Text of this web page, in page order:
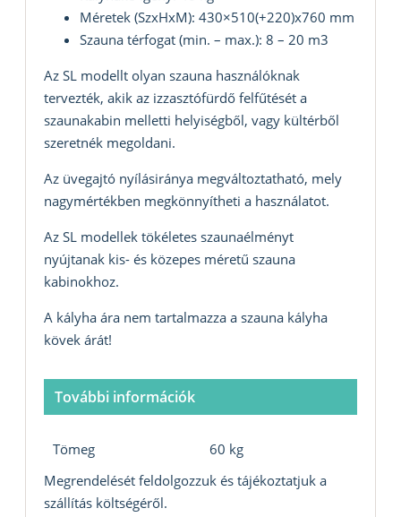
Méretek (SzxHxM): 430×510(+220)x760 mm
Szauna térfogat (min. – max.): 8 – 20 m3
Az SL modellt olyan szauna használóknak
tervezték, akik az izzasztófürdő felfűtését a
szaunakabin melletti helyiségből, vagy kültérből
szeretnék megoldani.
Az üvegajtó nyílásiránya megváltoztatható, mely
nagymértékben megkönnyítheti a használatot.
Az SL modellek tökéletes szaunaélményt
nyújtanak kis- és közepes méretű szauna
kabinokhoz.
A kályha ára nem tartalmazza a szauna kályha
kövek árát!
További információk
Tömeg
60 kg
Megrendelését feldolgozzuk és tájékoztatjuk a
szállítás költségéről.